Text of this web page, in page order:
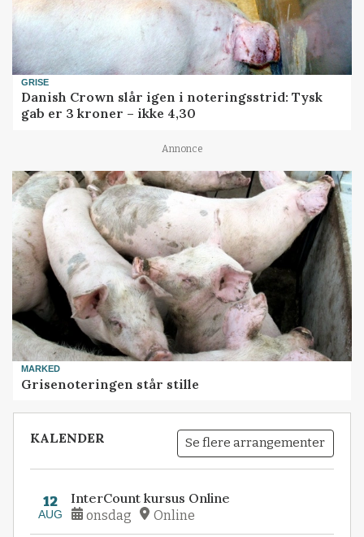
GRISE
Danish Crown slår igen i noteringsstrid: Tysk
gab er 3 kroner – ikke 4,30
Annonce
MARKED
Grisenoteringen står stille
KALENDER Se flere arrangementer
12
AUG
InterCount kursus Online
onsdag Online